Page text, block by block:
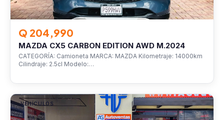
Q 204,990
MAZDA CX5 CARBON EDITION AWD M.2024
CATEGORÍA: Camioneta MARCA: MAZDA Kilometraje: 14000km
Cilindraje: 2.5cl Modelo:…
VEHÍCULOS